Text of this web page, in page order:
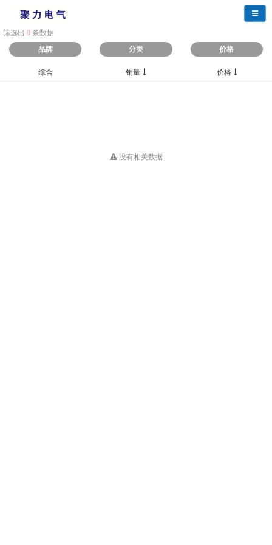
导航
筛选出 0 条数据
品牌
分类 价格
综合 销量 价格
没有相关数据